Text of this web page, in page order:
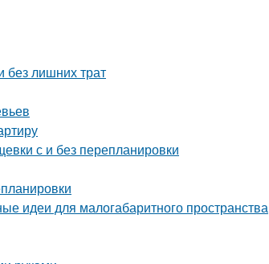
без лишних трат
с и без перепланировки
идеи для малогабаритного пространства